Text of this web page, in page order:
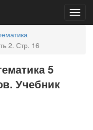
2. Стр. 16
5
Учебник